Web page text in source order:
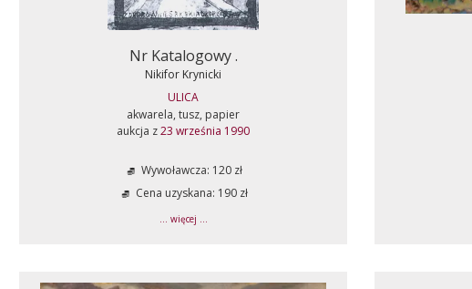
Nr Katalogowy .
Nikifor Krynicki
ULICA
akwarela, tusz, papier
aukcja z23 września 1990
Wywoławcza: 120 zł
Cena uzyskana: 190 zł
... więcej ...